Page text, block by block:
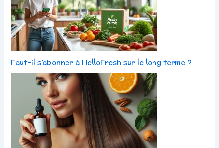
Faut-il s’abonner à HelloFresh sur le long terme ?